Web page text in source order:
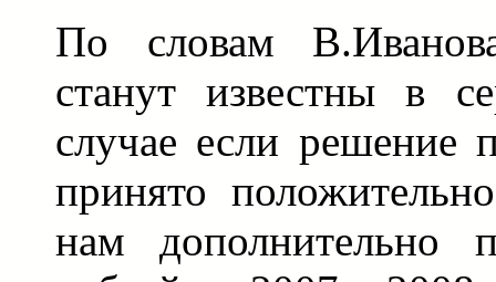
По словам
станут известны в
случае если решение
принято
нам дополнительно